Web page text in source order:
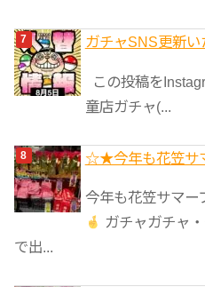
ガチャSNS更新い
この投稿を
童店ガチャ(...
☆★今年も花笠サ
今年も花笠サマー
ガチャガチャ
で出...